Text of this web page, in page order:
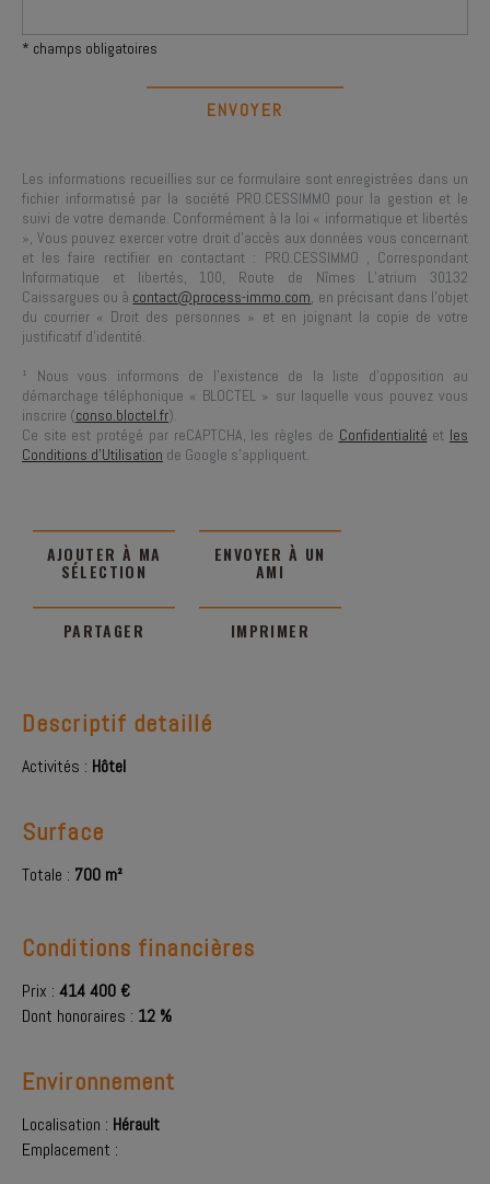
* champs obligatoires
Les informations recueillies sur ce formulaire sont enregistrées dans un
fichier informatisé par la société PRO.CESSIMMO pour la gestion et le
suivi de votre demande. Conformément à la loi « informatique et libertés
», Vous pouvez exercer votre droit d'accès aux données vous concernant
et les faire rectifier en contactant : PRO.CESSIMMO , Correspondant
Informatique et libertés, 100, Route de Nîmes L’atrium 30132
Caissargues ou à contact@process-immo.com, en précisant dans l’objet
du courrier « Droit des personnes » et en joignant la copie de votre
justificatif d’identité.
¹ Nous vous informons de l’existence de la liste d’opposition au
démarchage téléphonique « BLOCTEL » sur laquelle vous pouvez vous
inscrire (conso.bloctel.fr).
Ce site est protégé par reCAPTCHA, les règles de Confidentialité et les
Conditions d'Utilisation de Google s'appliquent.
AJOUTER À MA
SÉLECTION
ENVOYER À UN
AMI
PARTAGER IMPRIMER
Descriptif detaillé
Activités : Hôtel
Surface
Totale : 700 m²
Conditions financières
Prix : 414 400 €
Dont honoraires : 12 %
Environnement
Localisation : Hérault
Emplacement :